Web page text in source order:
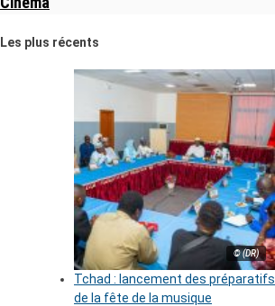
Les plus récents
© (DR)
Tchad : lancement des préparatifs
de la fête de la musique